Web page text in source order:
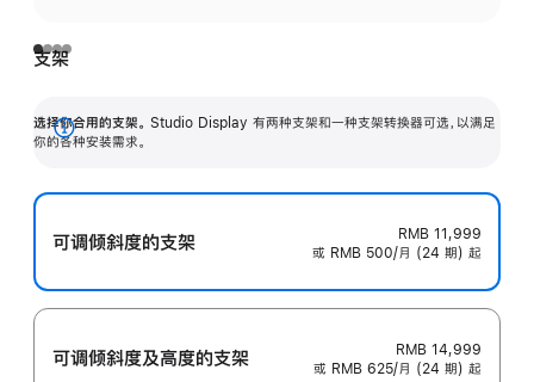
支架
选择你合用的支架。 Studio Display 有两种支架和一种支架转换器可选，以满足
你的各种安装需求。
展
可调倾斜度的支架
RMB 11,999
或 RMB 500/月 (24 期) 起
可调倾斜度及高‍度的支‍架
RMB 14,999
或 RMB 625/月 (24 期) 起